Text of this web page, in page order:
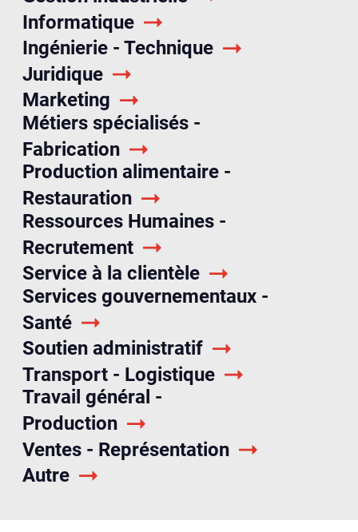
Autre
Informatique
Ingénierie - Technique
Juridique
Marketing
Métiers spécialisés -
Fabrication
Production alimentaire -
Restauration
Ressources Humaines -
Recrutement
Service à la clientèle
Services gouvernementaux -
Santé
Soutien administratif
Transport - Logistique
Travail général -
Production
Ventes - Représentation